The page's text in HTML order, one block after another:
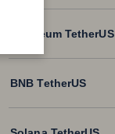
Ethereum TetherUS
BNB TetherUS